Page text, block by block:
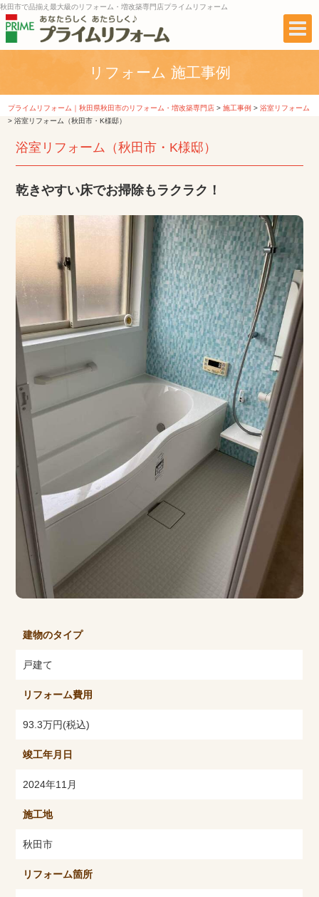
秋田市で品揃え最大級のリフォーム・増改築専門店プライムリフォーム
リフォーム 施工事例
プライムリフォーム｜秋田県秋田市のリフォーム・増改築専門店 >施工事例 >浴室リフォーム
>浴室リフォーム（秋田市・K様邸）
浴室リフォーム（秋田市・K様邸）
乾きやすい床でお掃除もラクラク！
建物のタイプ
戸建て
リフォーム費用
93.3万円(税込)
竣工年月日
2024年11月
施工地
秋田市
リフォーム箇所